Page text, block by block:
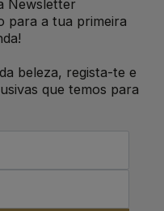
Newsletter
para a tua primeira
beleza, regista-te e
que temos para